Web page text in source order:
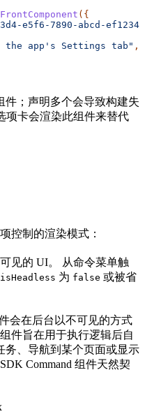
({
e5f6-7890-abcd-
the app's Settings tab" ,
件；声明多个会导致构建失
项卡会渲染此组件来替代
控制的渲染模式：
见的 UI。 从命令菜单触
isHeadless 为 false 或被省
会在后台以不可见的方式
件旨在用于执行逻辑后自
、导航到某个页面或显示
Command 组件天然契